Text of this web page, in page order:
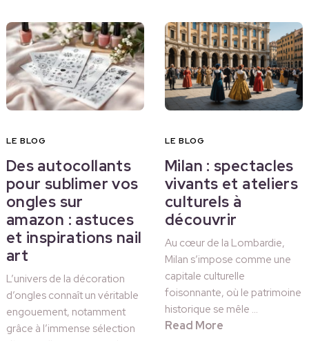
LE BLOG
Des autocollants
pour sublimer vos
ongles sur
amazon : astuces
et inspirations nail
art
L’univers de la décoration
d’ongles connaît un véritable
engouement, notamment
grâce à l’immense sélection
LE BLOG
Milan : spectacles
vivants et ateliers
culturels à
découvrir
Au cœur de la Lombardie,
Milan s’impose comme une
capitale culturelle
foisonnante, où le patrimoine
historique se mêle …
Read More